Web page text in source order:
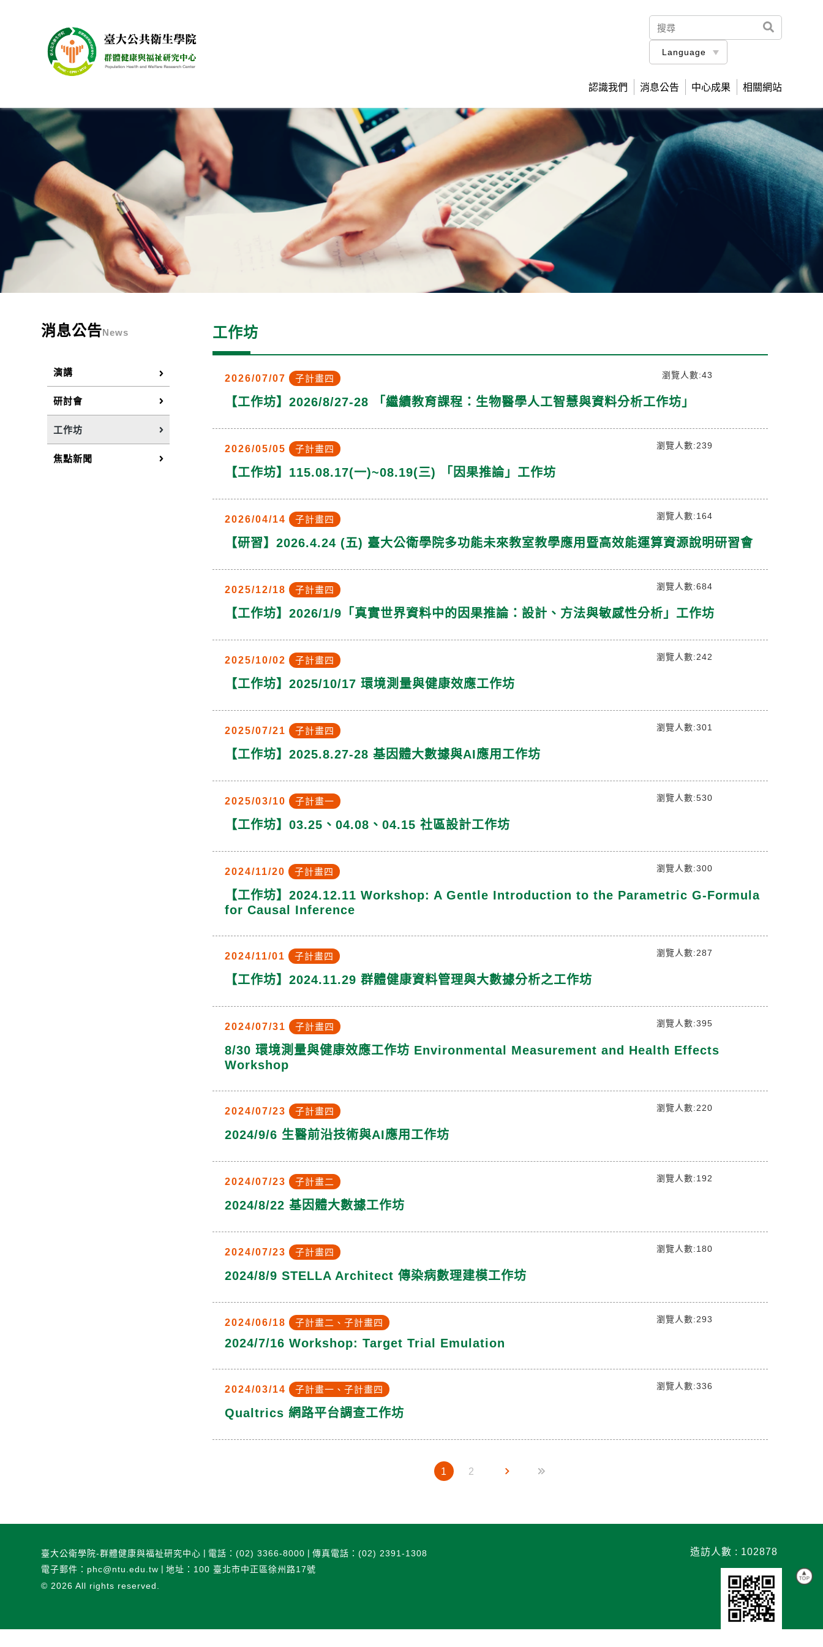
Language
認識我們 消息公告 中心成果 相關網站
消息公告News
演講
研討會
工作坊
焦點新聞
工作坊
2026/07/07 子計畫四
【工作坊】2026/8/27-28 「繼續教育課程：生物醫學人工智慧與資料分析工作坊」
瀏覽人數:43
2026/05/05 子計畫四
【工作坊】115.08.17(一)~08.19(三) 「因果推論」工作坊
瀏覽人數:239
2026/04/14 子計畫四
【研習】2026.4.24 (五) 臺大公衛學院多功能未來教室教學應用暨高效能運算資源說明研習會
瀏覽人數:164
2025/12/18 子計畫四
【工作坊】2026/1/9「真實世界資料中的因果推論：設計、方法與敏感性分析」工作坊
瀏覽人數:684
2025/10/02 子計畫四
【工作坊】2025/10/17 環境測量與健康效應工作坊
瀏覽人數:242
2025/07/21 子計畫四
【工作坊】2025.8.27-28 基因體大數據與AI應用工作坊
瀏覽人數:301
2025/03/10 子計畫一
【工作坊】03.25、04.08、04.15 社區設計工作坊
瀏覽人數:530
2024/11/20 子計畫四
【工作坊】2024.12.11 Workshop: A Gentle Introduction to the Parametric G-Formula
for Causal Inference
瀏覽人數:300
2024/11/01 子計畫四
【工作坊】2024.11.29 群體健康資料管理與大數據分析之工作坊
瀏覽人數:287
2024/07/31 子計畫四
8/30 環境測量與健康效應工作坊 Environmental Measurement and Health Effects
Workshop
瀏覽人數:395
2024/07/23 子計畫四
2024/9/6 生醫前沿技術與AI應用工作坊
瀏覽人數:220
2024/07/23 子計畫二
2024/8/22 基因體大數據工作坊
瀏覽人數:192
2024/07/23 子計畫四
2024/8/9 STELLA Architect 傳染病數理建模工作坊
瀏覽人數:180
2024/06/18 子計畫二、子計畫四
2024/7/16 Workshop: Target Trial Emulation
瀏覽人數:293
2024/03/14 子計畫一、子計畫四
Qualtrics 網路平台調查工作坊
瀏覽人數:336
1 2
TOP
造訪人數 : 102878
臺大公衛學院-群體健康與福祉研究中心 電話：(02) 3366-8000
傳真電話：(02) 2391-1308
電子郵件：phc@ntu.edu.tw
地址：100 臺北市中正區徐州路17號
© 2026 All rights reserved.